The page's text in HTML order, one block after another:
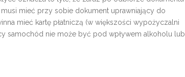
mieć przy sobie dokument uprawniający do
mieć kartę płatniczą (w większości wypożyczalni
samochód nie może być pod wpływem alkoholu lub